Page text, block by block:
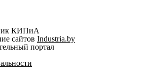
КИПиА
сайтов Industria.by
портал